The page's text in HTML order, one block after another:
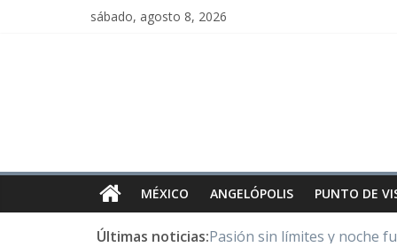
sábado, agosto 8, 2026
MÉXICO ANGELÓPOLIS PUNTO DE
Últimas noticias:Pasión sin límites y noche